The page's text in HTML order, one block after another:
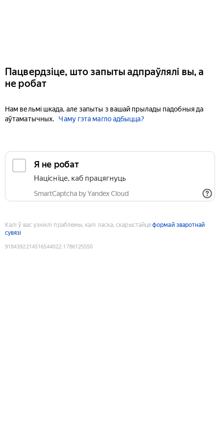
Пацвердзіце, што запыты адпраўлялі вы, а
не робат
Нам вельмі шкада, але запыты з вашай прылады падобныя да
аўтаматычных.
Чаму гэта магло адбыцца?
Я не робат
Націсніце, каб працягнуць
SmartCaptcha by Yandex Cloud
Калі ў вас узніклі праблемы, калі ласка, скарыстайцеформай зваротнай
сувязі
9184392214516544022:1786125550